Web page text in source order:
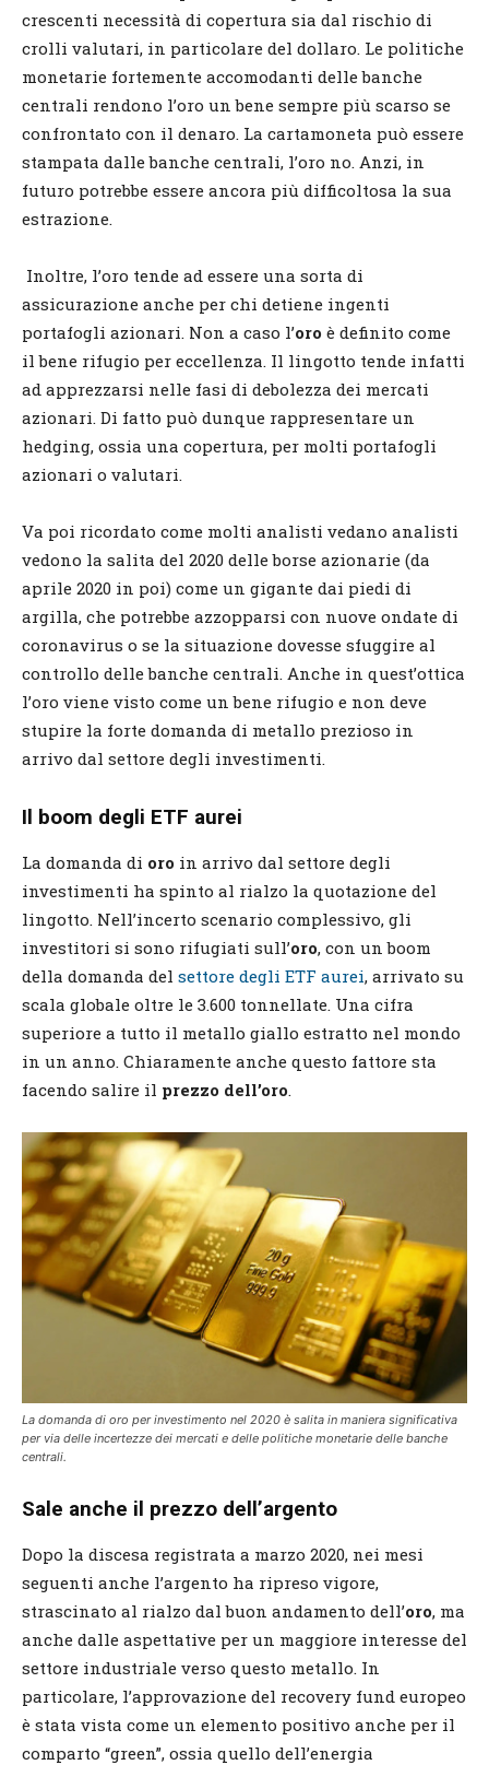
crescenti necessità di copertura sia dal rischio di
crolli valutari, in particolare del dollaro. Le politiche
monetarie fortemente accomodanti delle banche
centrali rendono l’oro un bene sempre più scarso se
confrontato con il denaro. La cartamoneta può essere
stampata dalle banche centrali, l’oro no. Anzi, in
futuro potrebbe essere ancora più difficoltosa la sua
estrazione.
Inoltre, l’oro tende ad essere una sorta di
assicurazione anche per chi detiene ingenti
portafogli azionari. Non a caso l’oro è definito come
il bene rifugio per eccellenza. Il lingotto tende infatti
ad apprezzarsi nelle fasi di debolezza dei mercati
azionari. Di fatto può dunque rappresentare un
hedging, ossia una copertura, per molti portafogli
azionari o valutari.
Va poi ricordato come molti analisti vedano analisti
vedono la salita del 2020 delle borse azionarie (da
aprile 2020 in poi) come un gigante dai piedi di
argilla, che potrebbe azzopparsi con nuove ondate di
coronavirus o se la situazione dovesse sfuggire al
controllo delle banche centrali. Anche in quest’ottica
l’oro viene visto come un bene rifugio e non deve
stupire la forte domanda di metallo prezioso in
arrivo dal settore degli investimenti.
Il boom degli ETF aurei
La domanda di oro in arrivo dal settore degli
investimenti ha spinto al rialzo la quotazione del
lingotto. Nell’incerto scenario complessivo, gli
investitori si sono rifugiati sull’oro, con un boom
della domanda del settore degli ETF aurei, arrivato su
scala globale oltre le 3.600 tonnellate. Una cifra
superiore a tutto il metallo giallo estratto nel mondo
in un anno. Chiaramente anche questo fattore sta
facendo salire il prezzo dell’oro.
La domanda di oro per investimento nel 2020 è salita in maniera significativa
per via delle incertezze dei mercati e delle politiche monetarie delle banche
centrali.
Sale anche il prezzo dell’argento
Dopo la discesa registrata a marzo 2020, nei mesi
seguenti anche l’argento ha ripreso vigore,
strascinato al rialzo dal buon andamento dell’oro, ma
anche dalle aspettative per un maggiore interesse del
settore industriale verso questo metallo. In
particolare, l’approvazione del recovery fund europeo
è stata vista come un elemento positivo anche per il
comparto “green”, ossia quello dell’energia